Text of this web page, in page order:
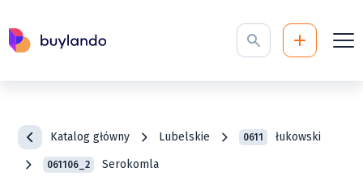
Katalog główny Lubelskie 0611 łukowski
061106_2 Serokomla